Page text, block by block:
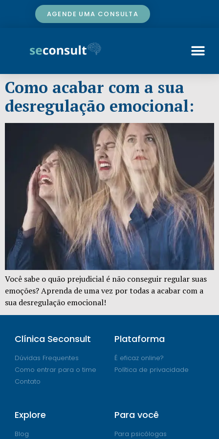
AGENDE UMA CONSULTA
Como acabar com a sua
desregulação emocional:
Você sabe o quão prejudicial é não conseguir regular suas
emoções? Aprenda de uma vez por todas a acabar com a
sua desregulação emocional!
Clínica Seconsult
Dúvidas Frequentes
Como entrar para o time
Contato
Plataforma
É eficaz online?
Política de privacidade
Explore
Blog
Para você
Para psicólogas